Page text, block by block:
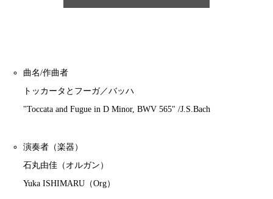
曲名/作曲者
トッカータとフーガ／バッハ
"Toccata and Fugue in D Minor, BWV 565" /J.S.Bach
演奏者（楽器）
石丸由佳（オルガン）
Yuka ISHIMARU（Org）